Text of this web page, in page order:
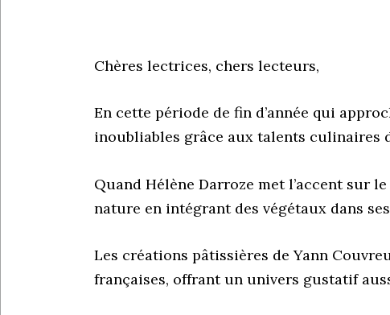
Chères lectrices, chers lecteurs,
En cette période de fin d’année qui
inoubliables grâce aux talents culinaires
Quand Hélène Darroze met l’accent sur
nature en intégrant des végétaux dans
Les créations pâtissières de Yann
françaises, offrant un univers gustatif